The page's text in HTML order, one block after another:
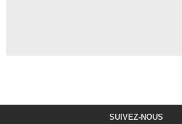
SUIVEZ-NOUS